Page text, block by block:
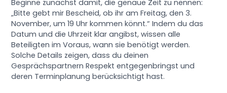
Beginne zunächst damit, die genaue Zeit zu nennen:
„Bitte gebt mir Bescheid, ob ihr am Freitag, den 3.
November, um 19 Uhr kommen könnt.“ Indem du das
Datum und die Uhrzeit klar angibst, wissen alle
Beteiligten im Voraus, wann sie benötigt werden.
Solche Details zeigen, dass du deinen
Gesprächspartnern Respekt entgegenbringst und
deren Terminplanung berücksichtigt hast.